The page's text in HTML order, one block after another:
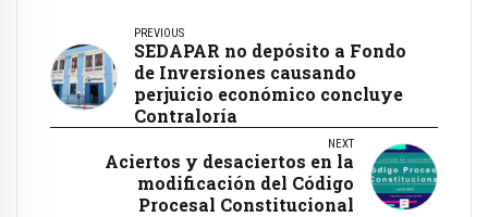
PREVIOUS
SEDAPAR no depósito a Fondo
de Inversiones causando
perjuicio económico concluye
Contraloría
NEXT
Aciertos y desaciertos en la
modificación del Código
Procesal Constitucional